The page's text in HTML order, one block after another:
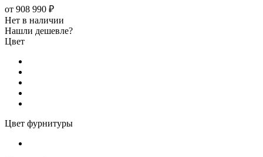
от 908 990 ₽
Нет в наличии
Нашли дешевле?
Цвет
Цвет фурнитуры